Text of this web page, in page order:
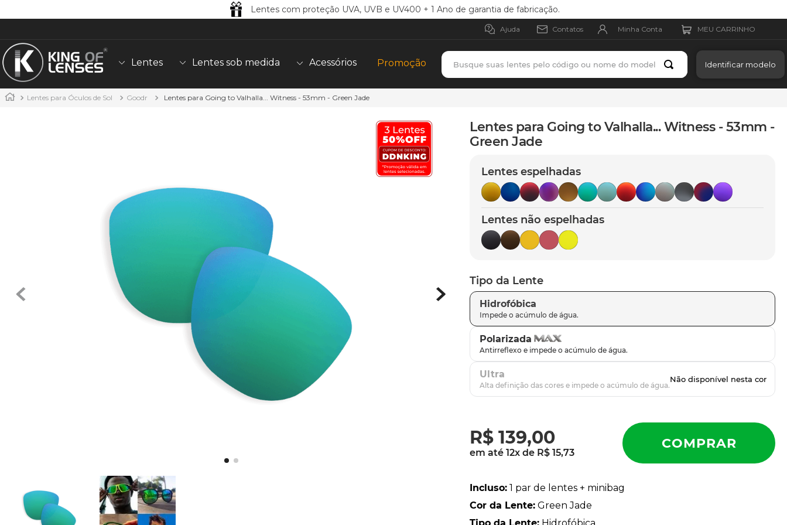
Lentes com proteção UVA, UVB e UV400 + 1 Ano de garantia de fabricação.
Ajuda Contatos Minha Conta
Lentes Lentes sob medida Acessórios Promoção
Busque suas lentes pelo código ou nome do modelo
Identificar modelo
Lentes para Óculos de Sol Goodr Lentes para Going to Valhalla... Witness - 53mm - Green Jade
Lentes para Going to Valhalla... Witness - 53mm -
Green Jade
Lentes espelhadas
Lentes não espelhadas
Tipo da Lente
Hidrofóbica
Polarizada
Ultra
R$ 139,00
em até12x de R$ 15,73
Incluso: 1 par de lentes + minibag
Cor da Lente: Green Jade
TERMOS MAIS BUSCADOS
latch
sutro